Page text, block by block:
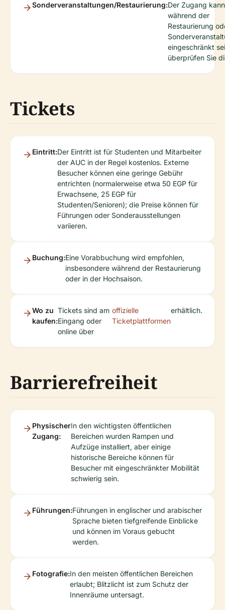
Sonderveranstaltungen/Restaurierung:Der Zugang kann
während der
Restaurierung
eingeschränkt
überprüfen Sie
Tickets
Eintritt:Der Eintritt ist für Studenten und Mitarbeiter
der AUC in der Regel kostenlos. Externe
Besucher können eine geringe Gebühr
entrichten (normalerweise etwa 50 EGP für
Erwachsene, 25 EGP für
Studenten/Senioren); die Preise können für
Führungen oder Sonderausstellungen
variieren.
Buchung:Eine Vorabbuchung wird empfohlen,
insbesondere während der Restaurierung
oder in der Hochsaison.
Wo zu
kaufen:
Tickets sind am
Eingang oder
online über
offizielle
Ticketplattformen
erhältlich.
Barrierefreiheit
Physischer
Zugang:
In den wichtigsten öffentlichen
Bereichen wurden Rampen und
Aufzüge installiert, aber einige
historische Bereiche können für
Besucher mit eingeschränkter Mobilität
schwierig sein.
Führungen:Führungen in englischer und arabischer
Sprache bieten tiefgreifende Einblicke
und können im Voraus gebucht
werden.
Fotografie:In den meisten öffentlichen Bereichen
erlaubt; Blitzlicht ist zum Schutz der
Innenräume untersagt.